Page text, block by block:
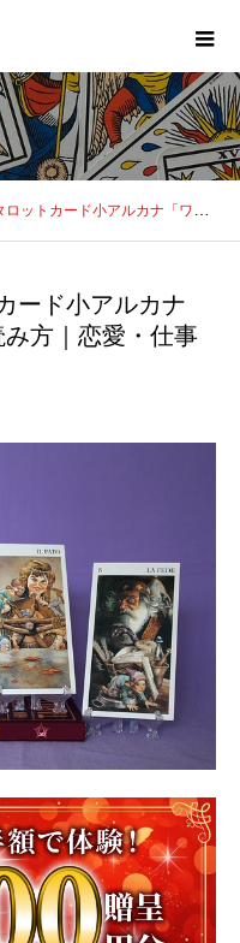
ルカナ「ワンド8」の意味と読み方｜恋愛・仕事の占いテクニック
ード小アルカナ
み方｜恋愛・仕事